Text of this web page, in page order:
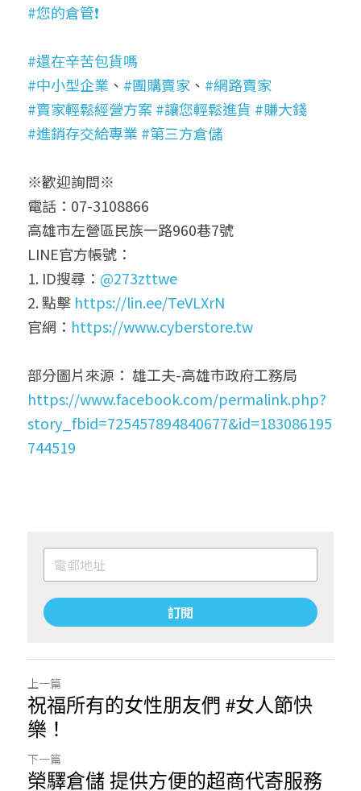
#您的倉管❗
#還在辛苦包貨嗎
#中小型企業 、 #團購賣家 、 #網路賣家
#賣家輕鬆經營方案 #讓您輕鬆進貨 #賺大錢
#進銷存交給專業 #第三方倉儲
※歡迎詢問※
電話：07-3108866
高雄市左營區民族一路960巷7號
LINE官方帳號：
1. ID搜尋： @273zttwe
2. 點擊 https://lin.ee/TeVLXrN
官網： https://www.cyberstore.tw
部分圖片來源： 雄工夫-高雄市政府工務局
https://www.facebook.com/permalink.php?
story_fbid=725457894840677&id=183086195
744519
訂閱
上一篇
祝福所有的女性朋友們 #女人節快
樂！
下一篇
榮驛倉儲 提供方便的超商代寄服務